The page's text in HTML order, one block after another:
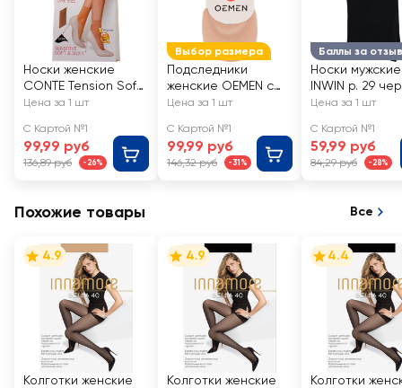
Носки женские
CONTE Tension Soft
40 den, natural, Арт.
Цена за 1 шт
С Картой №1
99,99 руб
136,89 руб -26%
Выбор размера
Подследники
женские OEMEN с
силиконовой
бежевые, Арт.
KP006
Цена за 1 шт
С Картой №1
99,99 руб
146,32 руб -31%
Баллы за отзыв
Носки мужские
INWIN р. 29
Арт. BMS02-01
Цена за 1 шт
С Картой №1
59,99 руб
84,29 руб -28%
Похожие товары Все
4.9
Колготки женские
4.9
Колготки женские
4.4
Колготки